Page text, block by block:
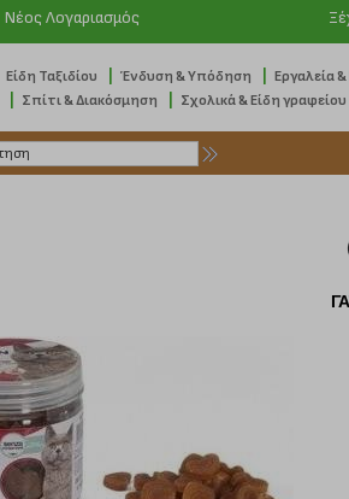
Νέος Λογαριασμός
Είδη Ταξιδίου Ένδυση & Υπόδηση Εργαλεία
Σπίτι & Διακόσμηση Σχολικά & Είδη γραφείου